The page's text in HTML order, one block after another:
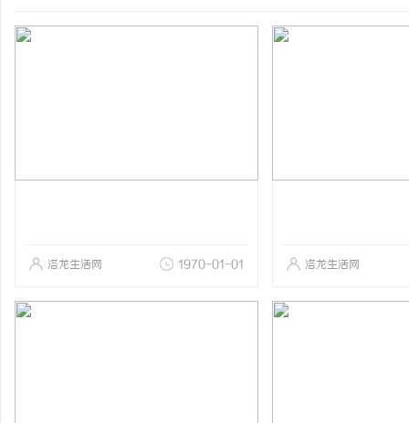
洛龙生活网 1970-01-01 洛龙生活网